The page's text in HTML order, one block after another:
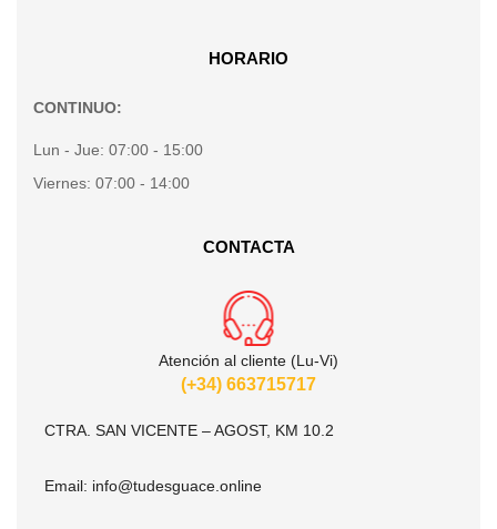
HORARIO
CONTINUO:
Lun - Jue: 07:00 - 15:00
Viernes: 07:00 - 14:00
CONTACTA
Atención al cliente (Lu-Vi)
(+34) 663715717
CTRA. SAN VICENTE – AGOST, KM 10.2
Email: info@tudesguace.online